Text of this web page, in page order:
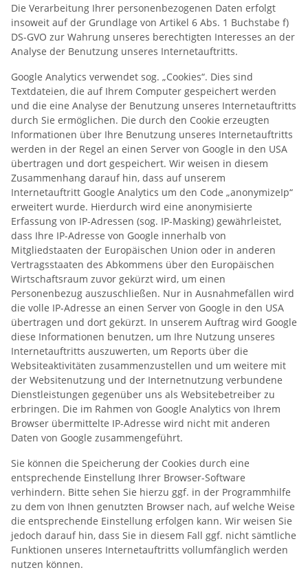
Die Verarbeitung Ihrer personenbezogenen Daten erfolgt
insoweit auf der Grundlage von Artikel 6 Abs. 1 Buchstabe f)
DS-GVO zur Wahrung unseres berechtigten Interesses an der
Analyse der Benutzung unseres Internetauftritts.
Google Analytics verwendet sog. „Cookies“. Dies sind
Textdateien, die auf Ihrem Computer gespeichert werden
und die eine Analyse der Benutzung unseres Internetauftritts
durch Sie ermöglichen. Die durch den Cookie erzeugten
Informationen über Ihre Benutzung unseres Internetauftritts
werden in der Regel an einen Server von Google in den USA
übertragen und dort gespeichert. Wir weisen in diesem
Zusammenhang darauf hin, dass auf unserem
Internetauftritt Google Analytics um den Code „anonymizeIp“
erweitert wurde. Hierdurch wird eine anonymisierte
Erfassung von IP-Adressen (sog. IP-Masking) gewährleistet,
dass Ihre IP-Adresse von Google innerhalb von
Mitgliedstaaten der Europäischen Union oder in anderen
Vertragsstaaten des Abkommens über den Europäischen
Wirtschaftsraum zuvor gekürzt wird, um einen
Personenbezug auszuschließen. Nur in Ausnahmefällen wird
die volle IP-Adresse an einen Server von Google in den USA
übertragen und dort gekürzt. In unserem Auftrag wird Google
diese Informationen benutzen, um Ihre Nutzung unseres
Internetauftritts auszuwerten, um Reports über die
Websiteaktivitäten zusammenzustellen und um weitere mit
der Websitenutzung und der Internetnutzung verbundene
Dienstleistungen gegenüber uns als Websitebetreiber zu
erbringen. Die im Rahmen von Google Analytics von Ihrem
Browser übermittelte IP-Adresse wird nicht mit anderen
Daten von Google zusammengeführt.
Sie können die Speicherung der Cookies durch eine
entsprechende Einstellung Ihrer Browser-Software
verhindern. Bitte sehen Sie hierzu ggf. in der Programmhilfe
zu dem von Ihnen genutzten Browser nach, auf welche Weise
die entsprechende Einstellung erfolgen kann. Wir weisen Sie
jedoch darauf hin, dass Sie in diesem Fall ggf. nicht sämtliche
Funktionen unseres Internetauftritts vollumfänglich werden
nutzen können.